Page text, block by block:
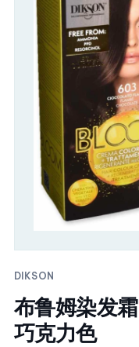
DIKSON
布鲁姆染发
巧克力色